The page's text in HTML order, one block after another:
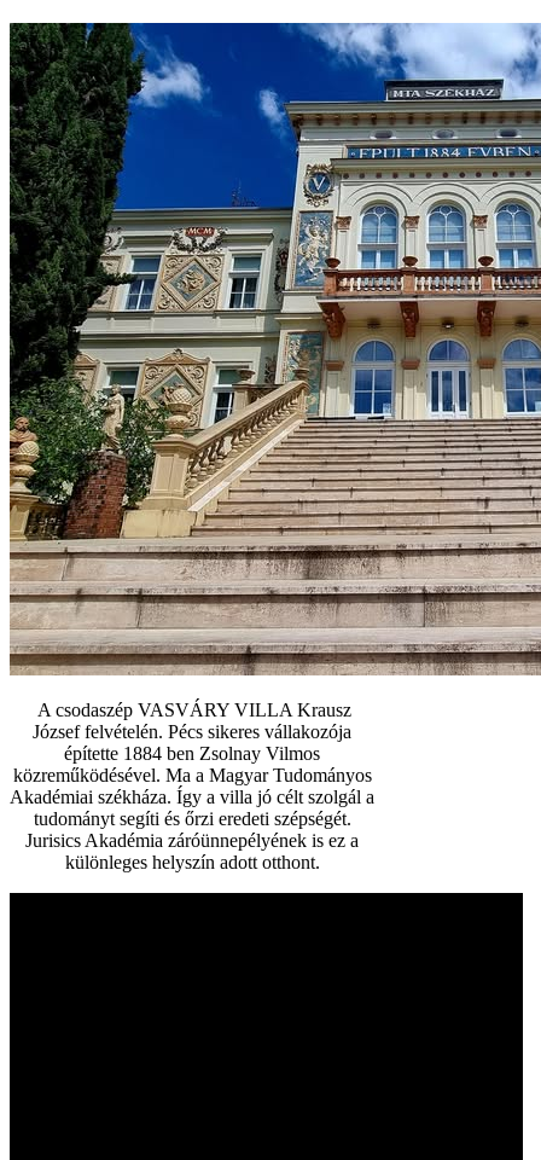
A csodaszép VASVÁRY VILLA Krausz
József felvételén. Pécs sikeres vállakozója
építette 1884 ben Zsolnay Vilmos
közreműködésével. Ma a Magyar Tudományos
Akadémiai székháza. Így a villa jó célt szolgál a
tudományt segíti és őrzi eredeti szépségét.
Jurisics Akadémia záróünnepélyének is ez a
különleges helyszín adott otthont.